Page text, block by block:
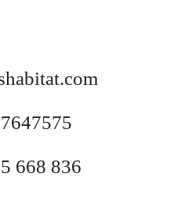
668 836